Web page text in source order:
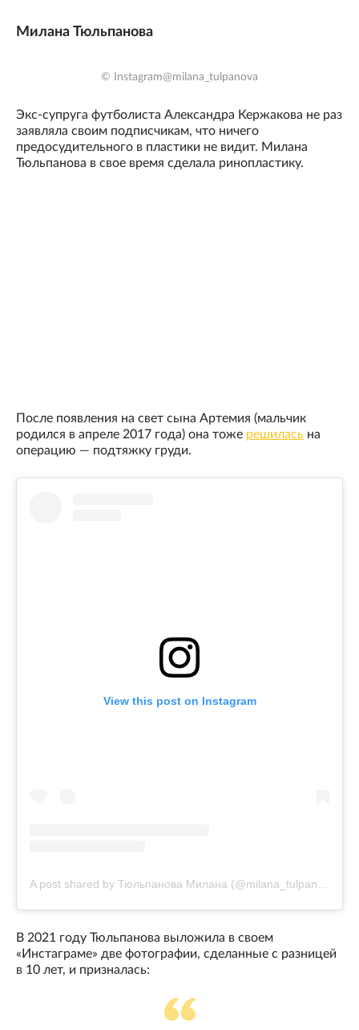
Милана Тюльпанова
© Instagram@milana_tulpanova
Экс-супруга футболиста Александра Кержакова не раз
заявляла своим подписчикам, что ничего
предосудительного в пластики не видит. Милана
Тюльпанова в свое время сделала ринопластику.
После появления на свет сына Артемия (мальчик
родился в апреле 2017 года) она тоже решилась на
операцию — подтяжку груди.
View this post on Instagram
В 2021 году Тюльпанова выложила в своем
«Инстаграме» две фотографии, сделанные с разницей
в 10 лет, и призналась: